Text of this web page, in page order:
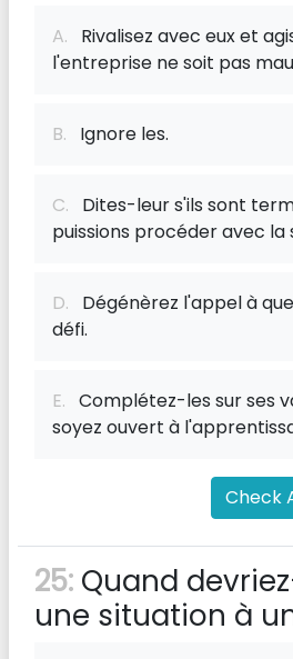
A. Rivalisez avec eux et
l'entreprise ne soit pas
B. Ignore les.
C. Dites-leur s'ils sont
puissions procéder avec la
D. Dégénèrez l'appel à
défi.
E. Complétez-les sur ses
soyez ouvert à
Check
25: Quand
une situation à